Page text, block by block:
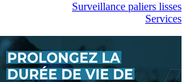
Surveillance paliers lisses
Services